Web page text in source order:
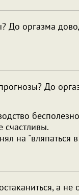
До оргазма
До
счастливы.
на "вляпаться
а не